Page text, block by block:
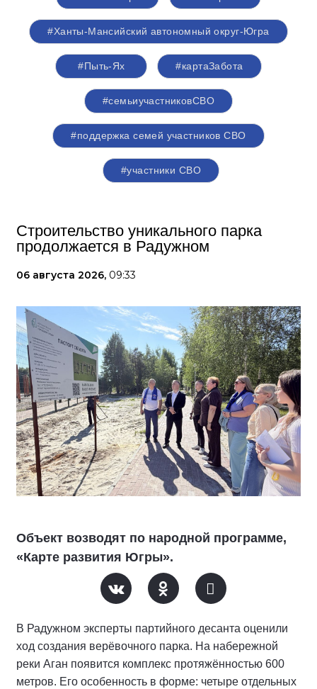
#Ханты-Мансийский автономный округ-Югра
#Пыть-Ях #картаЗабота
#семьиучастниковСВО
#поддержка семей участников СВО
#участники СВО
Строительство уникального парка
продолжается в Радужном
06 августа 2026, 09:33
Объект возводят по народной программе,
«Карте развития Югры».
В Радужном эксперты партийного десанта оценили
ход создания верёвочного парка. На набережной
реки Аган появится комплекс протяжённостью 600
метров. Его особенность в форме: четыре отдельных